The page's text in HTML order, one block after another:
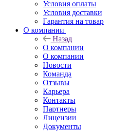
Условия оплаты
Условия доставки
Гарантия на товар
О компании
Назад
О компании
О компании
Новости
Команда
Отзывы
Карьера
Контакты
Партнеры
Лицензии
Документы